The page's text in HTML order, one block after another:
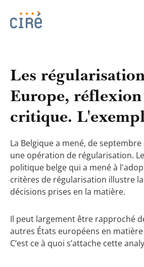
Les
Europe,
critique.
La Belgique a mené, de
une opération de régularisation.
politique belge qui a mené à
critères de régularisation illustre
décisions prises en la matière.
Il peut largement être rapproché
autres États européens en
C’est ce à quoi s’attache cette